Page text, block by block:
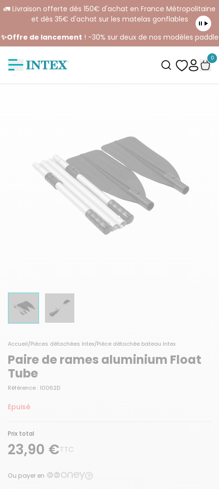
🚛 Livraison offerte dès 150€ d'achat en France Métropolitaine
et dès 35€ d'achat sur les matelas gonflables
✨Offre de lancement ! -30% sur deux de nos modèles paddle
0
Accueil/Pièces détachées Intex/Pièce détachée bateau Intex
Paire de rames aluminium Float
Tube
Référence : 10062D
Epuisé
Prix total
23,90 €TTC
Ou payer en